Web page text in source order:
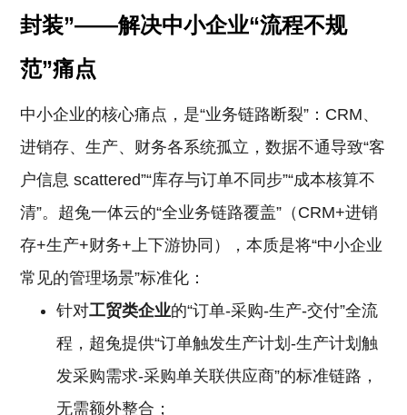
封装”——解决中小企业“流程不规
范”痛点
中小企业的核心痛点，是“业务链路断裂”：CRM、
进销存、生产、财务各系统孤立，数据不通导致“客
户信息 scattered”“库存与订单不同步”“成本核算不
清”。超兔一体云的“全业务链路覆盖”（CRM+进销
存+生产+财务+上下游协同），本质是将“中小企业
常见的管理场景”标准化：
针对工贸类企业的“订单-采购-生产-交付”全流
程，超兔提供“订单触发生产计划-生产计划触
发采购需求-采购单关联供应商”的标准链路，
无需额外整合；